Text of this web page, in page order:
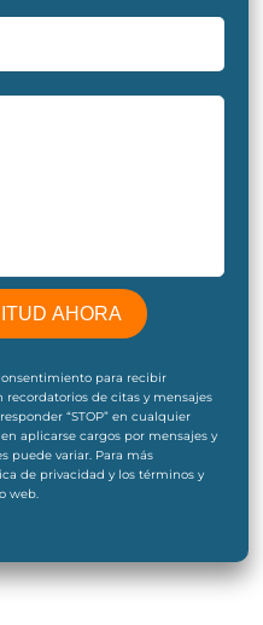
para recibir
recordatorios de citas y mensajes
“STOP” en cualquier
aplicarse cargos por mensajes y
puede variar. Para más
de privacidad y los términos y
web.